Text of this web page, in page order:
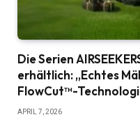
Die Serien
erhältlich: „Echtes
FlowCut™-
APRIL 7, 2026